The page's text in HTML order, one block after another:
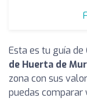
Esta es tu guía de
de Huerta de
zona con sus
puedas comparar